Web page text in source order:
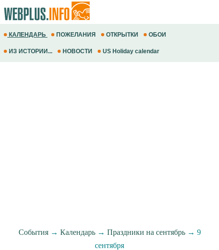
КАЛЕНДАРЬ ПОЖЕЛАНИЯ ОТКРЫТКИ ОБОИ
ИЗ ИСТОРИИ... НОВОСТИ US Holiday calendar
События→ Календарь→ Праздники на сентябрь→ 9
сентября